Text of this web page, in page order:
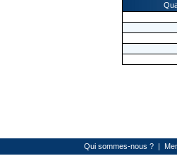
Qui sommes-nous ?|